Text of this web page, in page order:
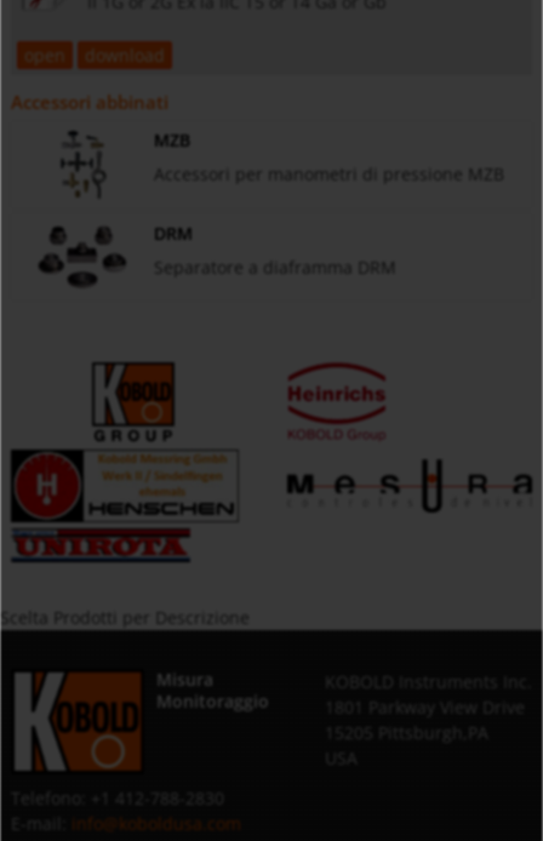
open download
Accessori abbinati
MZB
Accessori per manometri di pressione MZB
DRM
Separatore a diaframma DRM
Misura
Monitoraggio
info@koboldusa.com